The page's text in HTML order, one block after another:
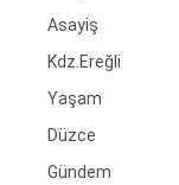
Asayiş
Kdz.Ereğli
Yaşam
Düzce
Gündem